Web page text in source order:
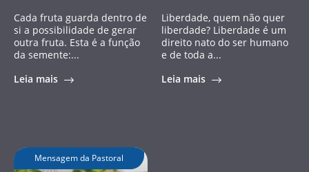
Cada fruta guarda dentro de
si a possibilidade de gerar
outra fruta. Esta é a função
da semente:...
Leia mais
Liberdade, quem não quer
liberdade? Liberdade é um
direito nato do ser humano
e de toda a...
Leia mais
Mensagem da Pastoral